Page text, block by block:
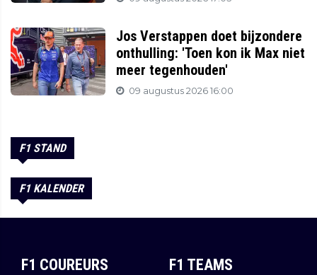
Jos Verstappen doet bijzondere
onthulling: 'Toen kon ik Max niet
meer tegenhouden'
09 augustus 2026 16:00
F1 STAND
F1 KALENDER
F1 COUREURS F1 TEAMS